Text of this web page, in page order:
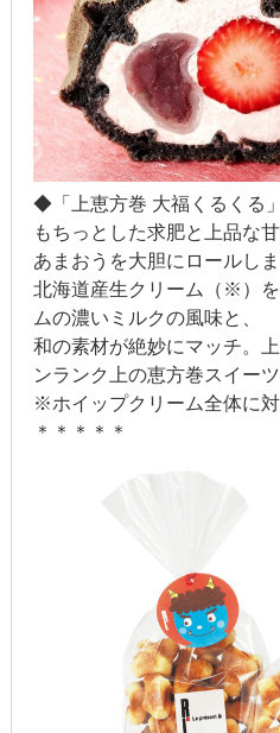
◆「上恵方巻 大福くるくる」
もちっとした求肥と上品な
あまおうを大胆にロールしま
北海道産生クリーム（※）
ムの濃いミルクの風味と、
和の素材が絶妙にマッチ。
ンランク上の恵方巻スイーツ
※ホイップクリーム全体に
＊＊＊＊＊